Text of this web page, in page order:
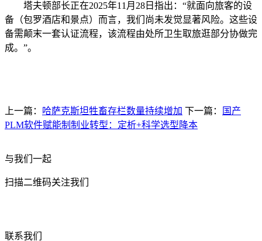
塔夫顿部长正在2025年11月28日指出：“就面向旅客的设
备（包罗酒店和景点）而言，我们尚未发觉显著风险。这些设
备需颠末一套认证流程，该流程由处所卫生取旅逛部分协做完
成。”。
上一篇： 哈萨克斯坦牲畜存栏数量持续增加 下一篇：
国产
PLM软件赋能制制业转型：定析+科学选型降本
与我们一起
扫描二维码关注我们
联系我们